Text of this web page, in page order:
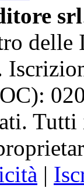
srl
delle
Tutti
|